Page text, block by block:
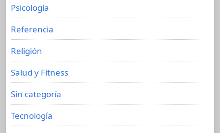
Psicología
Referencia
Religión
Salud y Fitness
Sin categoría
Tecnología